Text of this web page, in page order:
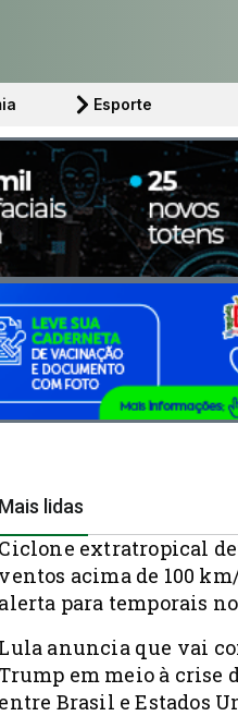
Esporte
Mais lidas
Ciclone extratropical
ventos acima de 100
alerta para temporais
Lula anuncia que vai
Trump em meio à crise
entre Brasil e Estados